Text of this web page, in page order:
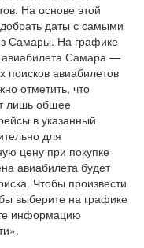
На основе этой
даты с самыми
Самары. На графике
авиабилета Самара —
поисков авиабилетов
отметить, что
лишь общее
в указанный
для
цену при покупке
авиабилета будет
Чтобы произвести
выберите на графике
информацию